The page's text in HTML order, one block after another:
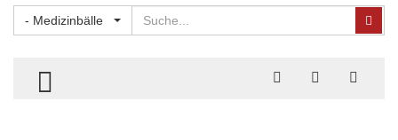
- Medizinbälle Suchen
TOGGLE MENU